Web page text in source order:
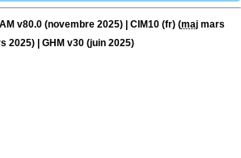
v80.0 (novembre 2025) | CIM10 (fr) (maj mars
2025) | GHM v30 (juin 2025)